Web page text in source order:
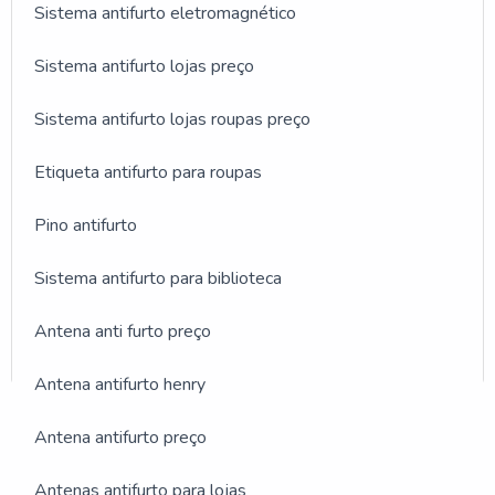
Sistema antifurto eletromagnético
Sistema antifurto lojas preço
Sistema antifurto lojas roupas preço
Etiqueta antifurto para roupas
Pino antifurto
Sistema antifurto para biblioteca
Antena anti furto preço
Antena antifurto henry
Antena antifurto preço
Antenas antifurto para lojas
GALERIA DE IMAGENS
ILUSTRATIVAS REFERENTE